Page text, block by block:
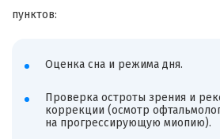
пунктов:
Оценка сна и режима дня.
Проверка остроты зрения и
коррекции (осмотр
на прогрессирующую миопию).